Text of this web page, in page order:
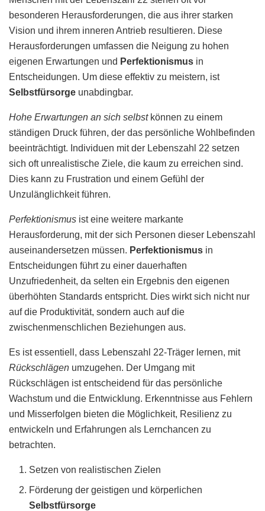
besonderen Herausforderungen, die aus ihrer starken
Vision und ihrem inneren Antrieb resultieren. Diese
Herausforderungen umfassen die Neigung zu hohen
eigenen Erwartungen und Perfektionismus in
Entscheidungen. Um diese effektiv zu meistern, ist
Selbstfürsorge unabdingbar.
Hohe Erwartungen an sich selbstkönnen zu einem
ständigen Druck führen, der das persönliche Wohlbefinden
beeinträchtigt. Individuen mit der Lebenszahl 22 setzen
sich oft unrealistische Ziele, die kaum zu erreichen sind.
Dies kann zu Frustration und einem Gefühl der
Unzulänglichkeit führen.
Perfektionismus ist eine weitere markante
Herausforderung, mit der sich Personen dieser Lebenszahl
auseinandersetzen müssen. Perfektionismus in
Entscheidungen führt zu einer dauerhaften
Unzufriedenheit, da selten ein Ergebnis den eigenen
überhöhten Standards entspricht. Dies wirkt sich nicht nur
auf die Produktivität, sondern auch auf die
zwischenmenschlichen Beziehungen aus.
Es ist essentiell, dass Lebenszahl 22-Träger lernen, mit
Rückschlägen umzugehen. Der Umgang mit
Rückschlägen ist entscheidend für das persönliche
Wachstum und die Entwicklung. Erkenntnisse aus Fehlern
und Misserfolgen bieten die Möglichkeit, Resilienz zu
entwickeln und Erfahrungen als Lernchancen zu
betrachten.
Setzen von realistischen Zielen
Förderung der geistigen und körperlichen
Selbstfürsorge